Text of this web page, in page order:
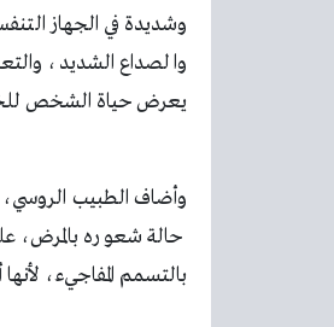
وشديدة في الجهاز
والصداع الشديد،
يعرض حياة الشخص
وأضاف الطبيب
حالة شعوره بالمرض،
بالتسمم المفاجيء،